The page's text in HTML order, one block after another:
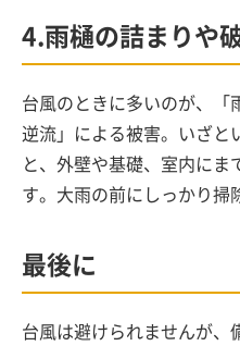
4.雨樋の詰まりや
台風のときに多いのが、「
逆流」による被害。いざと
と、外壁や基礎、室内に
す。大雨の前にしっかり掃
最後に
台風は避けられませんが、